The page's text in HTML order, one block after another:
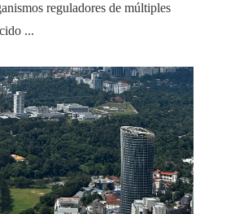
reguladores de múltiples
...